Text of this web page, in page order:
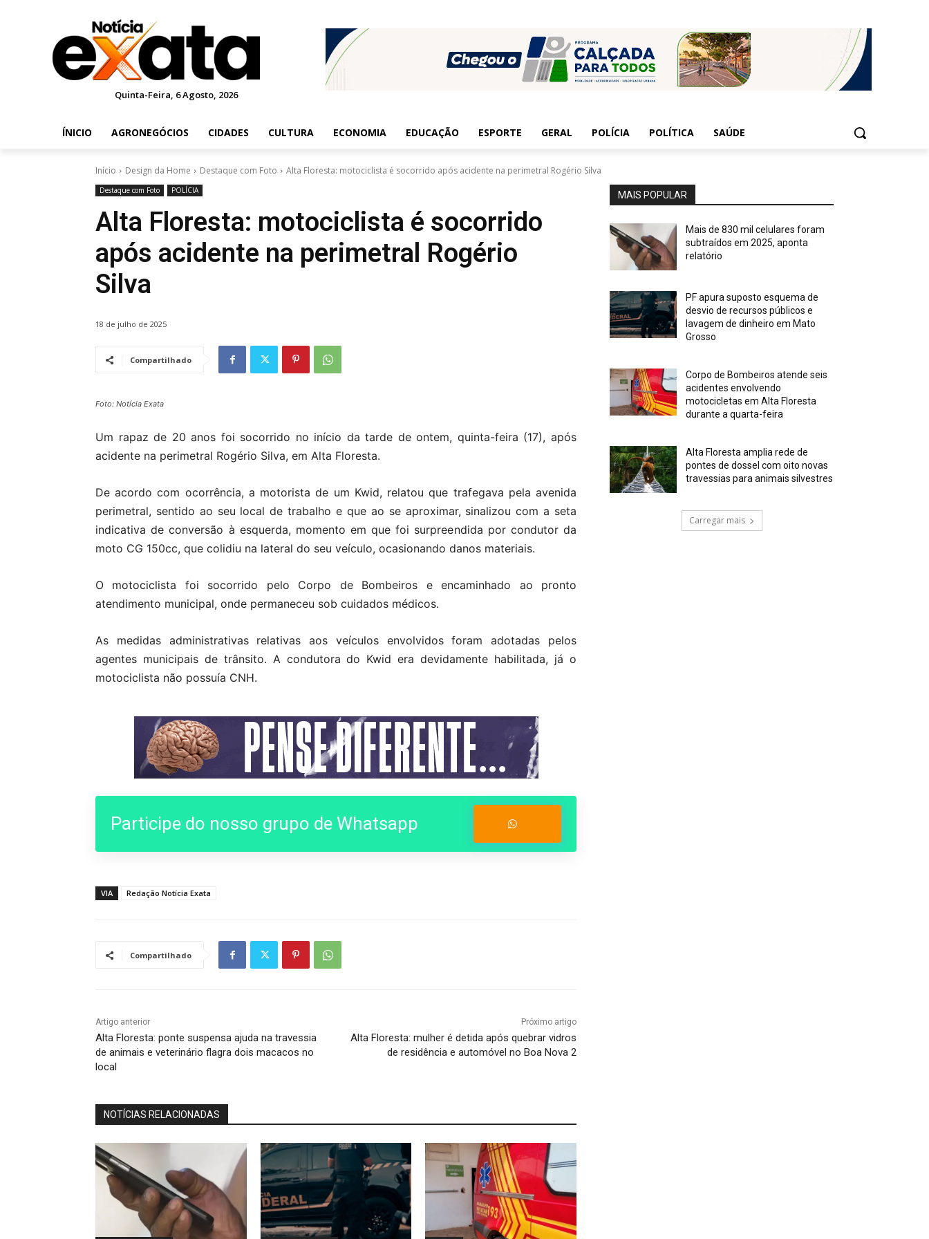
Quinta-Feira, 6 Agosto, 2026
ÍNICIO AGRONEGÓCIOS CIDADES CULTURA ECONOMIA EDUCAÇÃO ESPORTE GERAL POLÍCIA POLÍTICA SAÚDE
Início Design da Home Destaque com Foto Alta Floresta: motociclista é socorrido após acidente na perimetral Rogério Silva
Destaque com Foto POLÍCIA
Alta Floresta: motociclista é socorrido
após acidente na perimetral Rogério
Silva
18 de julho de 2025
Compartilhado
Foto: Notícia Exata
Um rapaz de 20 anos foi socorrido no início da tarde de ontem, quinta-feira (17), após
acidente na perimetral Rogério Silva, em Alta Floresta.
De acordo com ocorrência, a motorista de um Kwid, relatou que trafegava pela avenida
perimetral, sentido ao seu local de trabalho e que ao se aproximar, sinalizou com a seta
indicativa de conversão à esquerda, momento em que foi surpreendida por condutor da
moto CG 150cc, que colidiu na lateral do seu veículo, ocasionando danos materiais.
O motociclista foi socorrido pelo Corpo de Bombeiros e encaminhado ao pronto
atendimento municipal, onde permaneceu sob cuidados médicos.
As medidas administrativas relativas aos veículos envolvidos foram adotadas pelos
agentes municipais de trânsito. A condutora do Kwid era devidamente habilitada, já o
motociclista não possuía CNH.
Participe do nosso grupo de Whatsapp
VIA Redação Notícia Exata
Compartilhado
Artigo anterior
Alta Floresta: ponte suspensa ajuda na travessia
de animais e veterinário flagra dois macacos no
local
Próximo artigo
Alta Floresta: mulher é detida após quebrar vidros
de residência e automóvel no Boa Nova 2
NOTÍCIAS RELACIONADAS
MAIS POPULAR
Mais de 830 mil celulares foram
subtraídos em 2025, aponta
relatório
PF apura suposto esquema de
desvio de recursos públicos e
lavagem de dinheiro em Mato
Grosso
Corpo de Bombeiros atende seis
acidentes envolvendo
motocicletas em Alta Floresta
durante a quarta-feira
Alta Floresta amplia rede de
pontes de dossel com oito novas
travessias para animais silvestres
Carregar mais